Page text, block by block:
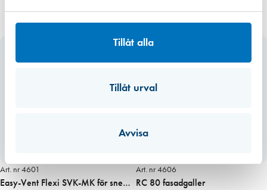
Tillåt alla
Tillåt urval
Avvisa
Art. nr 4601
Easy-Vent Flexi SVK-MK för sned
Art. nr 4606
RC 80 fasadgaller